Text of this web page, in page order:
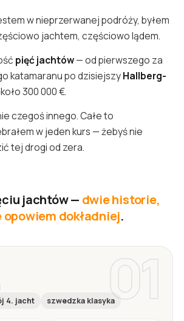
w nieprzerwanej podróży, byłem
jachtem, częściowo lądem.
pięć jachtów— od pierwszego za
katamaranu po dzisiejszyHallberg-
300 000 €.
czegoś innego. Całe to
w jeden kurs — żebyś nie
tej drogi od zera.
jachtów — dwie historie,
opowiem dokładniej.
01
4. jacht szwedzka klasyka